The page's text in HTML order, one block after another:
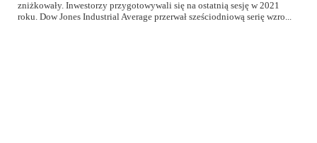
zniżkowały. Inwestorzy przygotowywali się na ostatnią sesję w 2021
roku. Dow Jones Industrial Average przerwał sześciodniową serię wzro...